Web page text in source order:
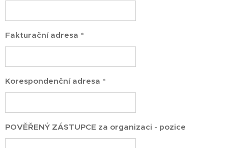
Fakturační adresa *
Korespondenční adresa *
POVĚŘENÝ ZÁSTUPCE za organizaci - pozice